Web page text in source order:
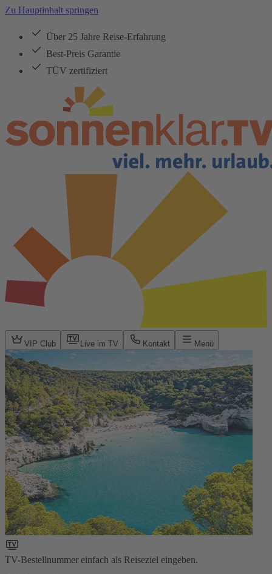
Zu Hauptinhalt springen
Über 25 Jahre Reise-Erfahrung
Best-Preis Garantie
TÜV zertifiziert
VIP Club Live im TV Kontakt Menü
TV-Bestellnummer einfach als Reiseziel eingeben.